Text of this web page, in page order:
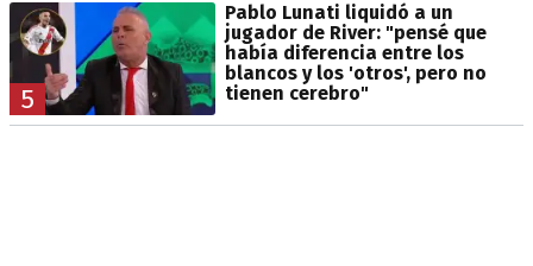
5
Pablo Lunati liquidó a un
jugador de River: "pensé que
había diferencia entre los
blancos y los 'otros', pero no
tienen cerebro"